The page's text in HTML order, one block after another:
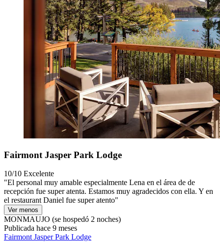
Fairmont Jasper Park Lodge
10/10 Excelente
"El personal muy amable especialmente Lena en el área de de
recepción fue super atenta. Estamos muy agradecidos con ella. Y en
el restaurant Daniel fue super atento"
Ver menos
MONMAUJO (se hospedó 2 noches)
Publicada hace 9 meses
Fairmont Jasper Park Lodge